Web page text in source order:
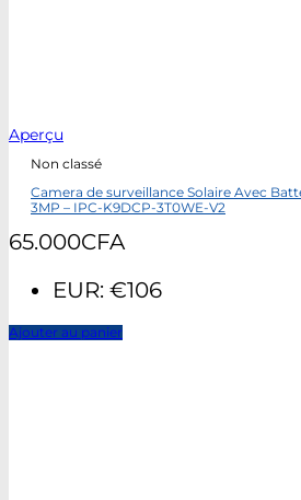
Aperçu
Non classé
Camera de surveillance Solaire Avec
3MP – IPC-K9DCP-3T0WE-V2
65.000CFA
EUR: €106
Ajouter au panier